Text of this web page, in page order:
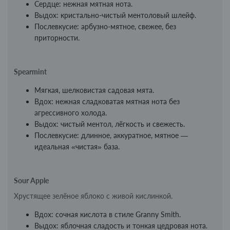
Сердце: нежная мятная нота.
Выдох: кристально-чистый ментоловый шлейф.
Послевкусие: арбузно-мятное, свежее, без
приторности.
Spearmint
Мягкая, шелковистая садовая мята.
Вдох: нежная сладковатая мятная нота без
агрессивного холода.
Выдох: чистый ментол, лёгкость и свежесть.
Послевкусие: длинное, аккуратное, мятное —
идеальная «чистая» база.
Sour Apple
Хрустящее зелёное яблоко с живой кислинкой.
Вдох: сочная кислота в стиле Granny Smith.
Выдох: яблочная сладость и тонкая цедровая нота.